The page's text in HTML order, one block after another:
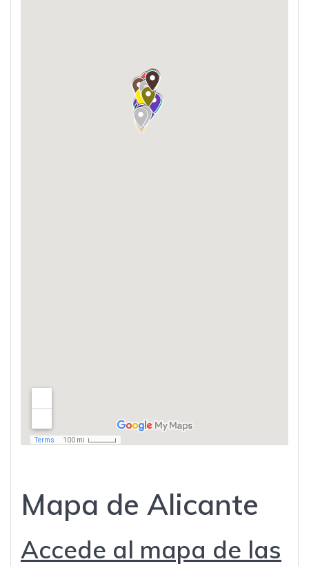
Mapa de Alicante
Accede al mapa de las